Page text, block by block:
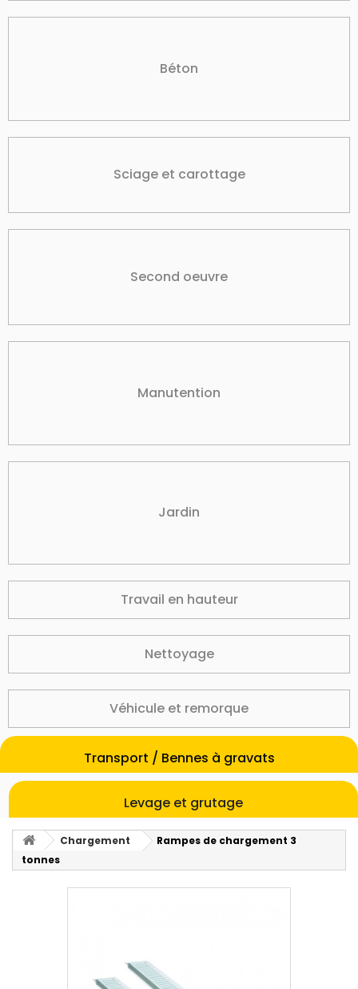
Béton
Sciage et carottage
Second oeuvre
Manutention
Jardin
Travail en hauteur
Nettoyage
Véhicule et remorque
Transport / Bennes à gravats
Levage et grutage
Chargement
Rampes de chargement 3
tonnes